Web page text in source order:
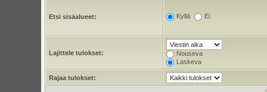
Etsi sisäalueet: Kyllä Ei
Lajittele tulokset:
Nouseva
Laskeva
Rajaa tulokset: